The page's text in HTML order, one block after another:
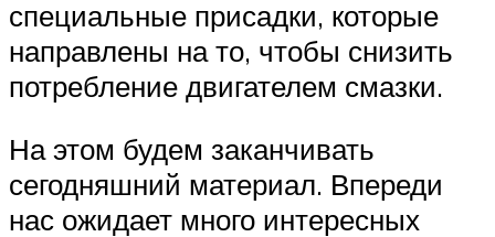
специальные присадки, которые
направлены на то, чтобы снизить
потребление двигателем смазки.
На этом будем заканчивать
сегодняшний материал. Впереди
нас ожидает много интересных